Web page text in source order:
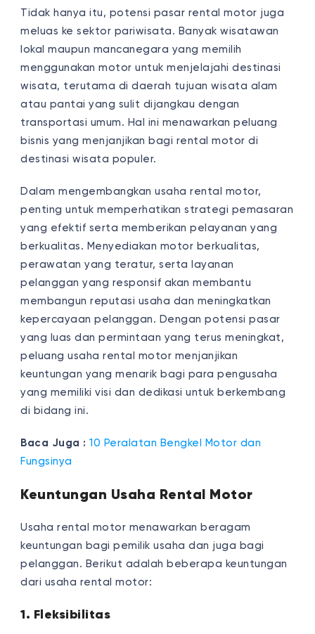
Tidak hanya itu, potensi pasar rental motor juga
meluas ke sektor pariwisata. Banyak wisatawan
lokal maupun mancanegara yang memilih
menggunakan motor untuk menjelajahi destinasi
wisata, terutama di daerah tujuan wisata alam
atau pantai yang sulit dijangkau dengan
transportasi umum. Hal ini menawarkan peluang
bisnis yang menjanjikan bagi rental motor di
destinasi wisata populer.
Dalam mengembangkan usaha rental motor,
penting untuk memperhatikan strategi pemasaran
yang efektif serta memberikan pelayanan yang
berkualitas. Menyediakan motor berkualitas,
perawatan yang teratur, serta layanan
pelanggan yang responsif akan membantu
membangun reputasi usaha dan meningkatkan
kepercayaan pelanggan. Dengan potensi pasar
yang luas dan permintaan yang terus meningkat,
peluang usaha rental motor menjanjikan
keuntungan yang menarik bagi para pengusaha
yang memiliki visi dan dedikasi untuk berkembang
di bidang ini.
Baca Juga : 10 Peralatan Bengkel Motor dan
Fungsinya
Keuntungan Usaha Rental Motor
Usaha rental motor menawarkan beragam
keuntungan bagi pemilik usaha dan juga bagi
pelanggan. Berikut adalah beberapa keuntungan
dari usaha rental motor:
1. Fleksibilitas